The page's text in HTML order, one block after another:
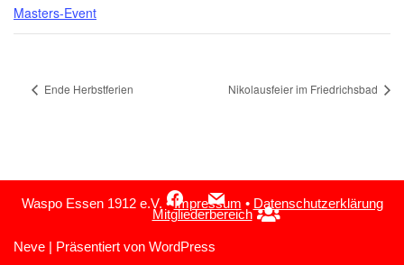
Masters-Event
Ende Herbstferien Nikolausfeier im Friedrichsbad
Waspo Essen 1912 e.V. •Impressum • Datenschutzerklärung
Mitgliederbereich
Neve | Präsentiert von WordPress